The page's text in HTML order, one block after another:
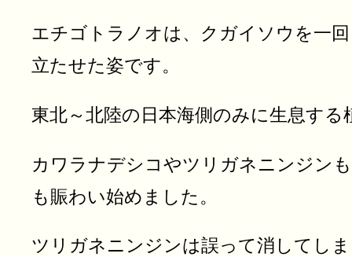
エチゴトラノオは、クガイソウを一
立たせた姿です。
東北～北陸の日本海側のみに生息する
カワラナデシコやツリガネニンジン
も賑わい始めました。
ツリガネニンジンは誤って消してし